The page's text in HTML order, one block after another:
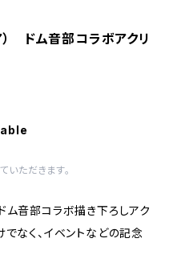
ドム音部コラボアクリ
ただきます。
ム音部コラボ描き下ろしアク
でなく、イベントなどの記念